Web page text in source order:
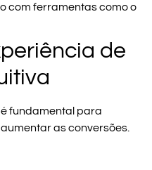
com ferramentas como o
de
é fundamental para
as conversões.